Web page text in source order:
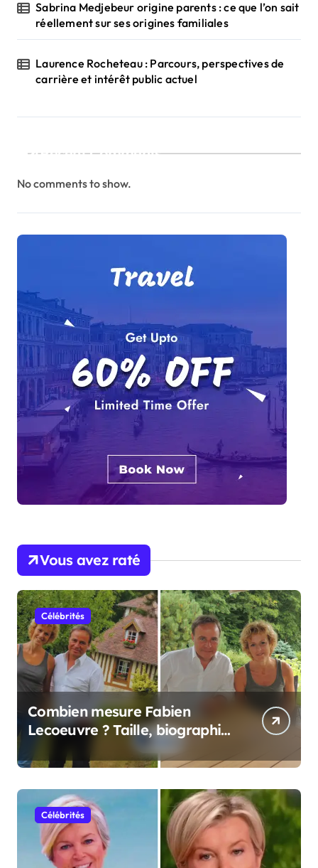
Sabrina Medjebeur origine parents : ce que l’on sait
réellement sur ses origines familiales
Laurence Rocheteau : Parcours, perspectives de
carrière et intérêt public actuel
Recent Comments
No comments to show.
Vous avez raté
Célébrités
Combien mesure Fabien
Lecoeuvre ? Taille, biographie
et informations complètes
Célébrités